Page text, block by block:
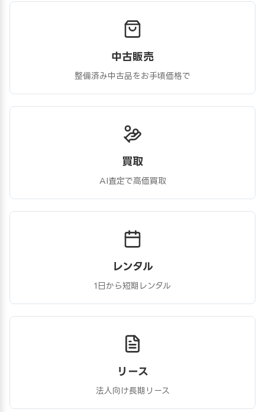
中古販売
整備済み中古品をお手頃価格で
買取
AI査定で高価買取
レンタル
1日から短期レンタル
リース
法人向け長期リース